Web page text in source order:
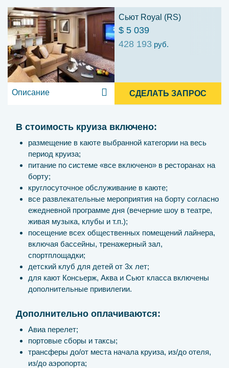
Сьют Royal (RS)
$ 5 039
428 193 руб.
Описание СДЕЛАТЬ ЗАПРОС
В стоимость круиза включено:
размещение в каюте выбранной категории на весь
период круиза;
питание по системе «все включено» в ресторанах на
борту;
круглосуточное обслуживание в каюте;
все развлекательные мероприятия на борту согласно
ежедневной программе дня (вечерние шоу в театре,
живая музыка, клубы и т.п.);
посещение всех общественных помещений лайнера,
включая бассейны, тренажерный зал,
спортплощадки;
детский клуб для детей от 3х лет;
для кают Консьерж, Аква и Сьют класса включены
дополнительные привилегии.
Дополнительно оплачиваются:
Авиа перелет;
портовые сборы и таксы;
трансферы до/от места начала круиза, из/до отеля,
из/до аэропорта;